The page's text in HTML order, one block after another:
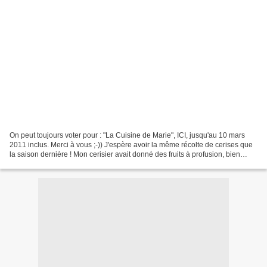
On peut toujours voter pour : "La Cuisine de Marie", ICI, jusqu'au 10 mars
2011 inclus. Merci à vous ;-)) J'espère avoir la même récolte de cerises que
la saison dernière ! Mon cerisier avait donné des fruits à profusion, bien